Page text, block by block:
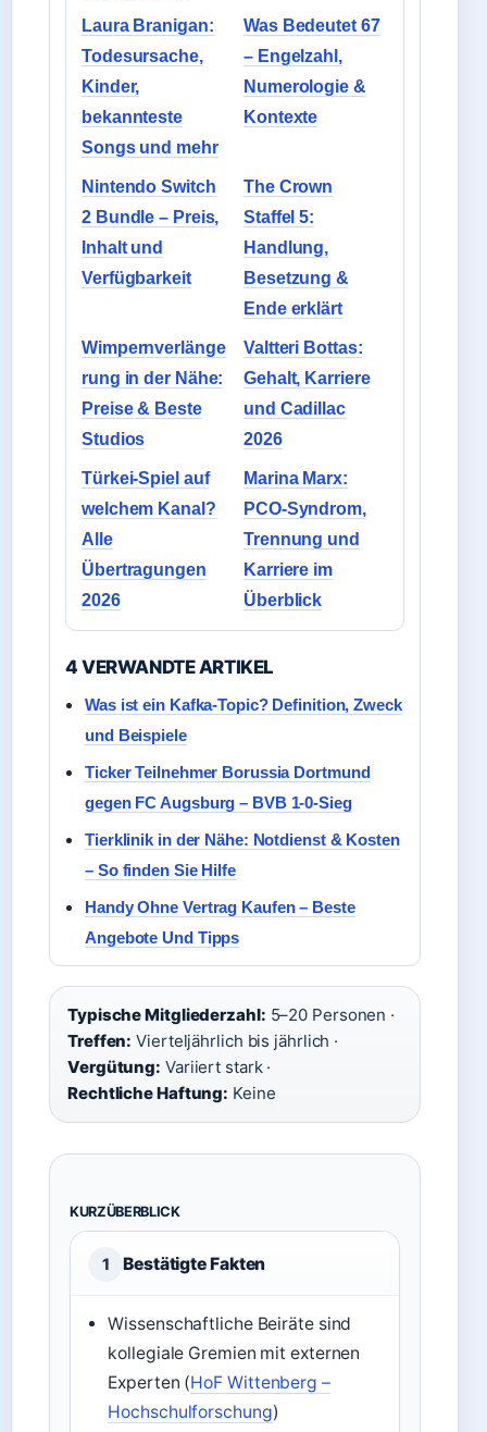
Laura Branigan:
Todesursache,
Kinder,
bekannteste
Songs und mehr
Was Bedeutet 67
– Engelzahl,
Numerologie &
Kontexte
Nintendo Switch
2 Bundle – Preis,
Inhalt und
Verfügbarkeit
The Crown
Staffel 5:
Handlung,
Besetzung &
Ende erklärt
Wimpernverlänge
rung in der Nähe:
Preise & Beste
Studios
Valtteri Bottas:
Gehalt, Karriere
und Cadillac
2026
Türkei-Spiel auf
welchem Kanal?
Alle
Übertragungen
2026
Marina Marx:
PCO-Syndrom,
Trennung und
Karriere im
Überblick
4 VERWANDTE ARTIKEL
Was ist ein Kafka-Topic? Definition, Zweck
und Beispiele
Ticker Teilnehmer Borussia Dortmund
gegen FC Augsburg – BVB 1-0-Sieg
Tierklinik in der Nähe: Notdienst & Kosten
– So finden Sie Hilfe
Handy Ohne Vertrag Kaufen – Beste
Angebote Und Tipps
Typische Mitgliederzahl: 5–20 Personen ·
Treffen: Vierteljährlich bis jährlich ·
Vergütung: Variiert stark ·
Rechtliche Haftung: Keine
KURZÜBERBLICK
1 Bestätigte Fakten
Wissenschaftliche Beiräte sind
kollegiale Gremien mit externen
Experten (HoF Wittenberg –
Hochschulforschung)